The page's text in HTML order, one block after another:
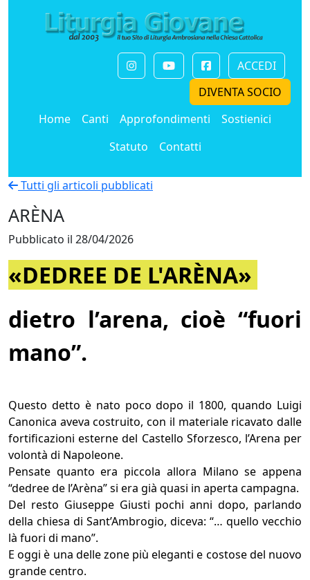
ACCEDI
DIVENTA SOCIO
Home
Canti Approfondimenti
Sostienici
Statuto
Contatti
Tutti gli articoli pubblicati
ARÈNA
Pubblicato il 28/04/2026
«DEDREE DE L'ARÈNA»
dietro l’arena, cioè “fuori
mano”.
Questo detto è nato poco dopo il 1800, quando Luigi
Canonica aveva costruito, con il materiale ricavato dalle
fortificazioni esterne del Castello Sforzesco, l’Arena per
volontà di Napoleone.
Pensate quanto era piccola allora Milano se appena
“dedree de l’Arèna” si era già quasi in aperta campagna.
Del resto Giuseppe Giusti pochi anni dopo, parlando
della chiesa di Sant’Ambrogio, diceva: “… quello vecchio
là fuori di mano”.
E oggi è una delle zone più eleganti e costose del nuovo
grande centro.